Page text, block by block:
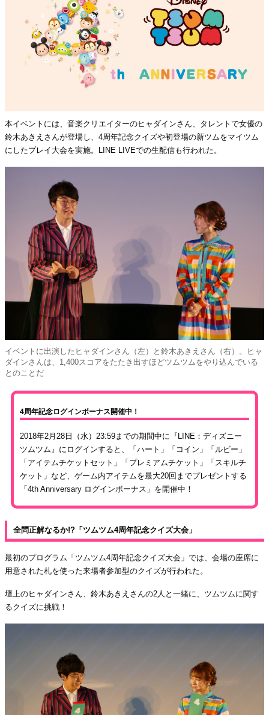
本イベントには、音楽クリエイターのヒャダインさん、タレントで女優の
鈴木あきえさんが登場し、4周年記念クイズや初登場の新ツムをマイツム
にしたプレイ大会を実施。LINE LIVEでの生配信も行われた。
イベントに出演したヒャダインさん（左）と鈴木あきえさん（右）。ヒャ
ダインさんは、1,400スコアをたたき出すほどツムツムをやり込んでいる
とのことだ
4周年記念ログインボーナス開催中！
2018年2月28日（水）23:59までの期間中に『LINE：ディズニー
ツムツム』にログインすると、「ハート」「コイン」「ルビー」
「アイテムチケットセット」「プレミアムチケット」「スキルチ
ケット」など、ゲーム内アイテムを最大20回までプレゼントする
「4th Anniversary ログインボーナス」を開催中！
全問正解なるか!?「ツムツム4周年記念クイズ大会」
最初のプログラム「ツムツム4周年記念クイズ大会」では、会場の座席に
用意された札を使った来場者参加型のクイズが行われた。
壇上のヒャダインさん、鈴木あきえさんの2人と一緒に、ツムツムに関す
るクイズに挑戦！